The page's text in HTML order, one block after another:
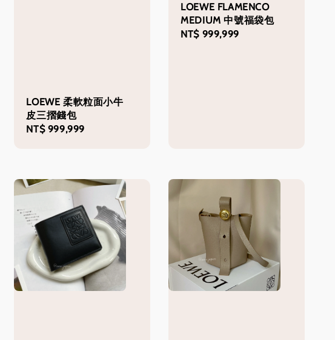
LOEWE 柔軟粒面小牛
皮三摺錢包
Regular
NT$ 999,999
LOEWE FLAMENCO
MEDIUM 中號福袋包
Regular
NT$ 999,999